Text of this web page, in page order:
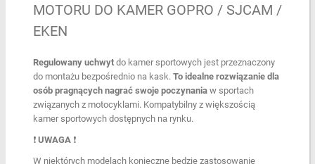
MOTORU DO KAMER GOPRO / SJCAM /
EKEN
Regulowany uchwytdo kamer sportowych jest przeznaczony
do montażu bezpośrednio na kask. To idealne rozwiązanie dla
osób pragnących nagrać swoje poczynaniaw sportach
związanych z motocyklami. Kompatybilny z większością
kamer sportowych dostępnych na rynku.
❗ UWAGA ❗
W niektórych modelach konieczne będzie zastosowanie